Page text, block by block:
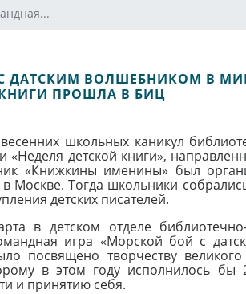
ДАТСКИМ ВОЛШЕБНИКОМ В
ПРОШЛА В БИЦ
школьных каникул
«Неделя детской книги»,
«Книжкины именины» был
в Москве. Тогда школьники
детских писателей.
отделе библиотечно-
игра «Морской бой с
посвящено творчеству великого
в этом году исполнилось бы
и принятию себя.